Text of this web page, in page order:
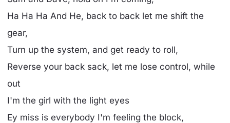
Ha Ha Ha And He, back to back let me shift the
gear,
Turn up the system, and get ready to roll,
Reverse your back sack, let me lose control, while
out
I'm the girl with the light eyes
Ey miss is everybody I'm feeling the block,